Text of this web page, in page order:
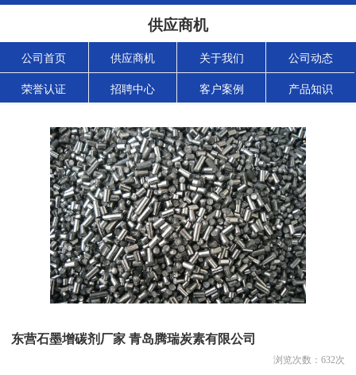
供应商机
公司首页 供应商机 关于我们 公司动态
荣誉认证 招聘中心 客户案例 产品知识
东营石墨增碳剂厂家 青岛腾瑞炭素有限公司
浏览次数： 632次